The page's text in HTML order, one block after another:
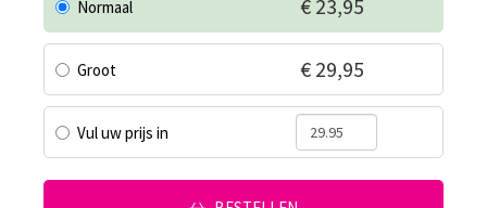
Normaal € 23,95
Groot € 29,95
Vul uw prijs in